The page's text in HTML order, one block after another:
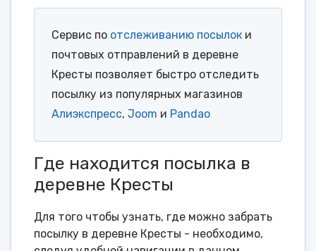
Сервис по отслеживанию посылок и
почтовых отправлений в деревне
Кресты позволяет быстро отследить
посылку из популярных магазинов
Алиэкспресс, Joom и Pandao
Где находится посылка в
деревне Кресты
Для того чтобы узнать, где можно забрать
посылку в деревне Кресты - необходимо,